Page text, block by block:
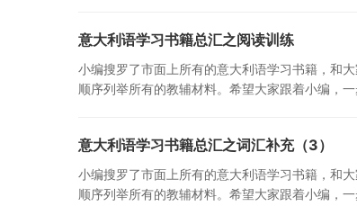
意大利语学习书籍总汇之阅读训练
小编搜罗了市面上所有的意大利语学习书籍，和
顺序列举所有的教辅材料。希望大家跟着小编，
意大利语学习书籍总汇之词汇补充（3）
小编搜罗了市面上所有的意大利语学习书籍，和
顺序列举所有的教辅材料。希望大家跟着小编，